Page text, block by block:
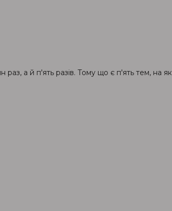
раз, а й п'ять разів. Тому що є п'ять тем, на